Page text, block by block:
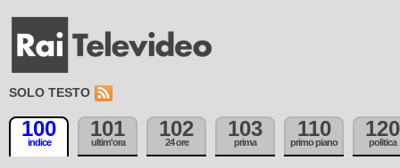
SOLO TESTO
100
indice
101
ultim'ora
102
24 ore
103
prima
110
primo piano
120
politica